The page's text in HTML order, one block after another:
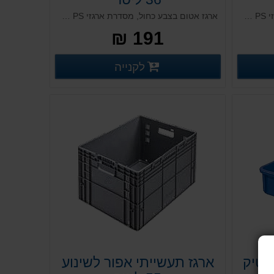
191 ₪
פרטים נוספים
לקנייה
ארגז תעשייתי אפור לשינוע